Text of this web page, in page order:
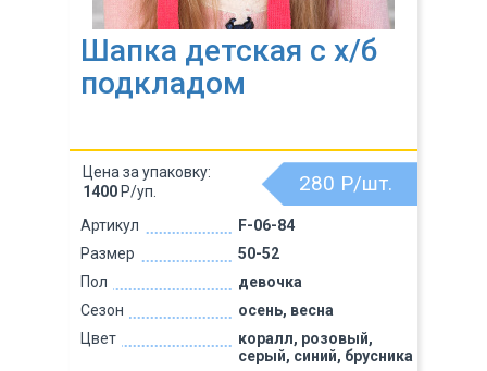
Шапка детская с х/б
подкладом
Артикул
F-06-84
Размер
50-52
Пол
девочка
Сезон
осень, весна
Цвет
коралл, розовый,
серый, синий, брусника
280 Р/шт.
Цена за упаковку:
1400 Р/уп.